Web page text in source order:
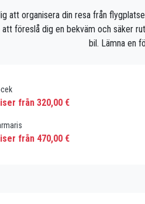
att organisera din resa från
föreslå dig en bekväm och säker
bil. Lämna en
från 320,00 €
från 470,00 €